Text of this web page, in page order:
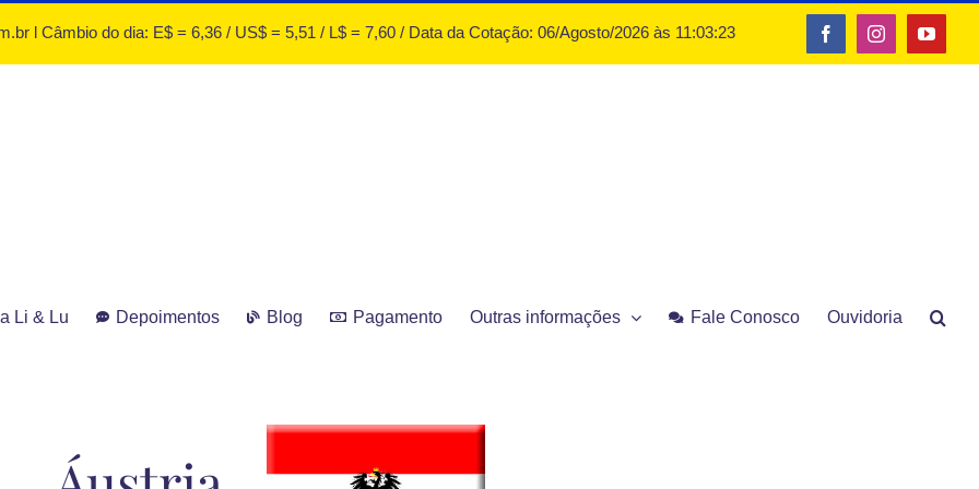
l Câmbio do dia: E$ = 6,36 / US$ = 5,51 / L$ = 7,60 / Data da Cotação: 06/Agosto/2026 às 11:03:23 FacebookInstagram
Li & Lu Depoimentos Blog Pagamento Outras informações Fale Conosco Ouvidoria